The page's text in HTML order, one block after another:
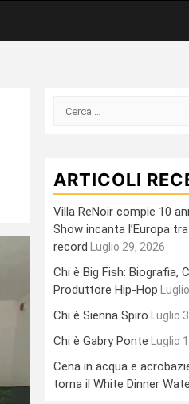
Ricerca
ARTICOLI
Villa ReNoir compie 10
Show incanta l’Europa
record
Luglio 29, 2026
Chi è Big Fish: Biografia,
Produttore Hip-Hop
Chi è Sienna Spiro Luglio
Chi è Gabry Ponte Luglio
Cena in acqua e
torna il White Dinner